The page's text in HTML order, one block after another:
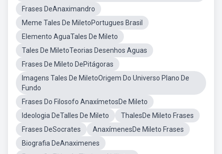
Frases DeAnaximandro
Meme Tales De MiletoPortugues Brasil
Elemento AguaTales De Mileto
Tales De MiletoTeorias Desenhos Aguas
Frases De Mileto DePitágoras
Imagens Tales De MiletoOrigem Do Universo Plano De
Fundo
Frases Do Filosofo AnaxímetosDe Mileto
Ideologia DeTalles De Mileto
ThalesDe Mileto Frases
Frases DeSocrates
AnaxímenesDe Mileto Frases
Biografia DeAnaximenes